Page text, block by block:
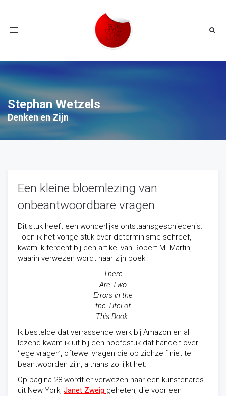
Toggle
Stephan Wetzels
Denken en Zijn
Een kleine bloemlezing van
onbeantwoordbare vragen
Dit stuk heeft een wonderlijke ontstaansgeschiedenis.
Toen ik het vorige stuk over determinisme schreef,
kwam ik terecht bij een artikel van Robert M. Martin,
waarin verwezen wordt naar zijn boek:
There
Are Two
Errors in the
the Titel of
This Book.
Ik bestelde dat verrassende werk bij Amazon en al
lezend kwam ik uit bij een hoofdstuk dat handelt over
‘lege vragen’, oftewel vragen die op zichzelf niet te
beantwoorden zijn, althans zo lijkt het.
Op pagina 28 wordt er verwezen naar een kunstenares
uit New York, Janet Zweig geheten, die voor een